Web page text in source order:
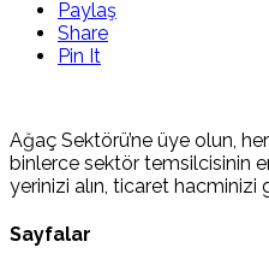
Paylaş
Share
Pin It
Ağaç Sektörü’ne üye olun,
binlerce sektör temsilcisinin
yerinizi alın, ticaret hacminizi
Sayfalar